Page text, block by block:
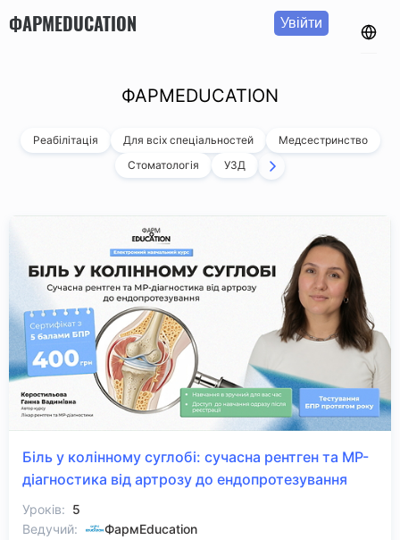
ФАРМEDUCATION Увійти
ФАРМEDUCATION
Реабілітація Для всіх спеціальностей
Медсестринство
Стоматологія
УЗД
Біль у колінному суглобі: сучасна рентген та МР-
діагностика від артрозу до ендопротезування
Уроків: 5
Ведучий:
ФармEducation